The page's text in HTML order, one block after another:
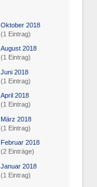
Oktober 2018
(1 Eintrag)
August 2018
(1 Eintrag)
Juni 2018
(1 Eintrag)
April 2018
(1 Eintrag)
März 2018
(1 Eintrag)
Februar 2018
(2 Einträge)
Januar 2018
(1 Eintrag)